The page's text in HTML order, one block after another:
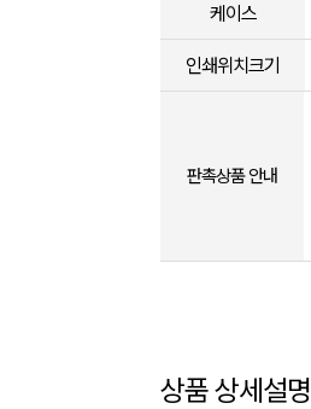
케이스
인쇄위치크기
판촉상품 안내
상품 상세설명